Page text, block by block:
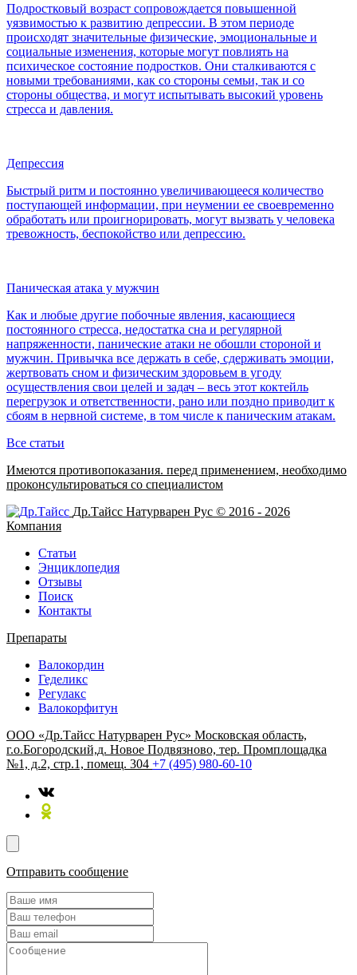
Подростковый возраст сопровождается повышенной
уязвимостью к развитию депрессии. В этом периоде
происходят значительные физические, эмоциональные и
социальные изменения, которые могут повлиять на
психическое состояние подростков. Они сталкиваются с
новыми требованиями, как со стороны семьи, так и со
стороны общества, и могут испытывать высокий уровень
стресса и давления.
Депрессия
Быстрый ритм и постоянно увеличивающееся количество
поступающей информации, при неумении ее своевременно
обработать или проигнорировать, могут вызвать у человека
тревожность, беспокойство или депрессию.
Паническая атака у мужчин
Как и любые другие побочные явления, касающиеся
постоянного стресса, недостатка сна и регулярной
напряженности, панические атаки не обошли стороной и
мужчин. Привычка все держать в себе, сдерживать эмоции,
жертвовать сном и физическим здоровьем в угоду
осуществления свои целей и задач – весь этот коктейль
перегрузок и ответственности, рано или поздно приводит к
сбоям в нервной системе, в том числе к паническим атакам.
Все статьи
Имеются противопоказания. перед применением, необходимо
проконсультироваться со специалистом
Др.Тайсс Натурварен Рус © 2016 - 2026
Компания
Статьи
Энциклопедия
Отзывы
Поиск
Контакты
Препараты
Валокордин
Геделикс
Регулакс
Валокорфитун
ООО «Др.Тайсс Натурварен Рус» Московская область,
г.о.Богородский,д. Новое Подвязново, тер. Промплощадка
№1, д.2, стр.1, помещ. 304 +7 (495) 980-60-10
Отправить сообщение